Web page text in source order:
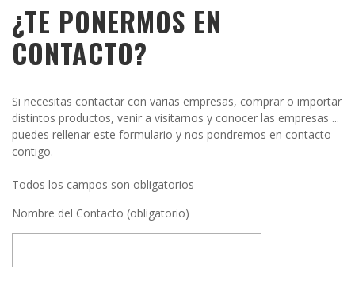
¿TE PONERMOS EN
CONTACTO?
Si necesitas contactar con varias empresas, comprar o importar
distintos productos, venir a visitarnos y conocer las empresas ...
puedes rellenar este formulario y nos pondremos en contacto
contigo.
Todos los campos son obligatorios
Nombre del Contacto (obligatorio)